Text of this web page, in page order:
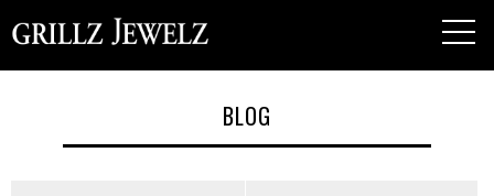
BLOG